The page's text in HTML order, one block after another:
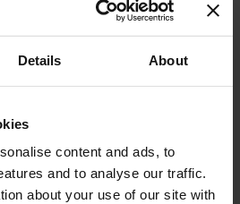
Details About
content and ads, to
and to analyse our traffic.
about your use of our site with
DI einsetze­n?